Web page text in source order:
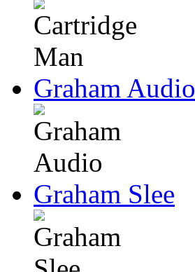
Graham Audio
Graham Slee